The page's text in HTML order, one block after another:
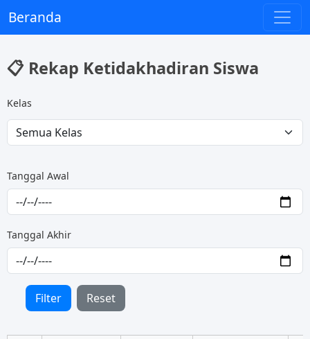
Beranda
📋 Rekap Ketidakhadiran Siswa
Kelas
Tanggal Awal
Tanggal Akhir
Filter Reset